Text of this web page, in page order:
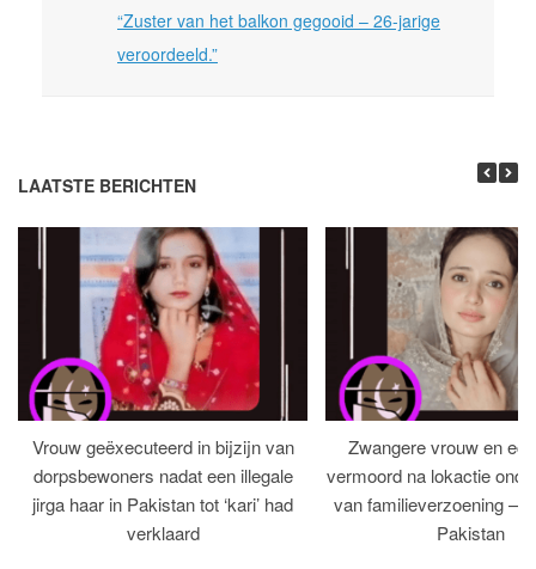
“Zuster van het balkon gegooid – 26-jarige
veroordeeld.”
LAATSTE BERICHTEN
Vrouw geëxecuteerd in bijzijn van
dorpsbewoners nadat een illegale
jirga haar in Pakistan tot ‘kari’ had
verklaard
Zwangere vrouw en
vermoord na lokactie
van familieverzoening –
Pakistan